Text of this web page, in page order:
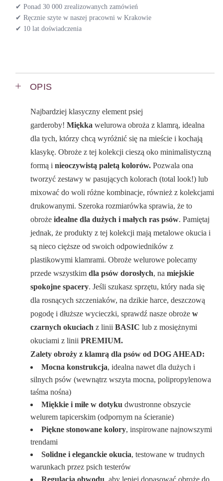
✔ Ponad 30 000 zrealizowanych zamówień
✔ Ręcznie szyte w naszej pracowni w Krakowie
✔ 10 lat doświadczenia
OPIS
Najbardziej klasyczny element psiej
garderoby!Miękka welurowa obroża z klamrą, idealna
dla tych, którzy chcą wyróżnić się na mieście i kochają
klasykę. Obroże z tej kolekcji cieszą oko minimalistyczną
formą inieoczywistą paletą kolorów. Pozwala ona
tworzyć zestawy w pasujących kolorach (total look!) lub
mixować do woli różne kombinacje, również z kolekcjami
drukowanymi. Szeroka rozmiarówka sprawia, że to
obroże idealne dla dużych i małych ras psów. Pamiętaj
jednak, że produkty z tej kolekcji mają metalowe okucia i
są nieco cięższe od swoich odpowiedników z
plastikowymi klamrami. Obroże welurowe polecamy
przede wszystkimdla psów dorosłych, namiejskie
spokojne spacery. Jeśli szukasz sprzętu, który nada się
dla rosnących szczeniaków, na dzikie harce, deszczową
pogodę i dłuższe wycieczki, sprawdź nasze obrożew
czarnych okuciachz linii BASIC lub z mosiężnymi
okuciami z liniiPREMIUM.
Zalety obroży z klamrą dla psów od DOG AHEAD:
Mocna konstrukcja, idealna nawet dla dużych i
silnych psów (wewnątrz wszyta mocna, polipropylenowa
taśma nośna)
Miękkie i miłe w dotyku dwustronne obszycie
welurem tapicerskim (odpornym na ścieranie)
Piękne stonowane kolory, inspirowane najnowszymi
trendami
Solidne i eleganckie okucia, testowane w trudnych
warunkach przez psich testerów
Regulacja obwodu , aby lepiej dopasować obrożę do